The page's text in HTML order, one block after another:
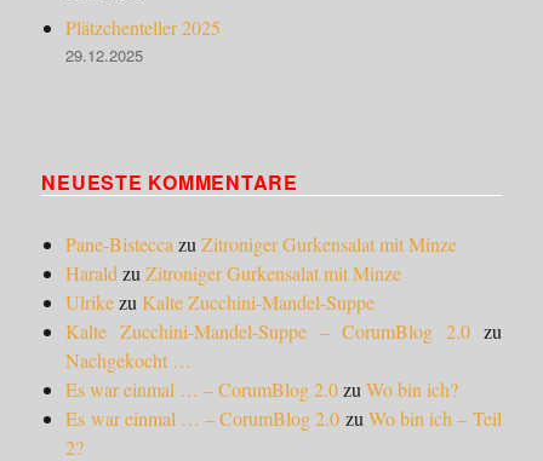
Plätzchenteller 2025
29.12.2025
NEUESTE KOMMENTARE
Pane-Bistecca zuZitroniger Gurkensalat mit Minze
Harald zuZitroniger Gurkensalat mit Minze
UlrikezuKalte Zucchini-Mandel-Suppe
Kalte Zucchini-Mandel-Suppe – CorumBlog 2.0zu
Nachgekocht …
Es war einmal … – CorumBlog 2.0zuWo bin ich?
Es war einmal … – CorumBlog 2.0 zu Wo bin ich – Teil
2?